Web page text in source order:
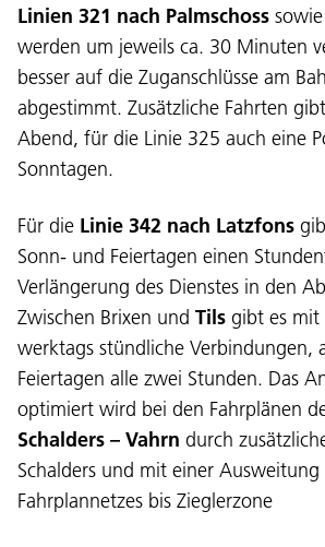
Linien 321 nach Palmschoss sowie
werden um jeweils ca. 30 Minuten
besser auf die Zuganschlüsse am
abgestimmt. Zusätzliche Fahrten
Abend, für die Linie 325 auch eine
Sonntagen.
Für die Linie 342 nach Latzfons
Sonn- und Feiertagen einen
Verlängerung des Dienstes in den
Zwischen Brixen und Tils gibt es mit
werktags stündliche Verbindungen,
Feiertagen alle zwei Stunden. Das
optimiert wird bei den Fahrplänen
Schalders – Vahrn durch
Schalders und mit einer Ausweitung
Fahrplannetzes bis Zieglerzone